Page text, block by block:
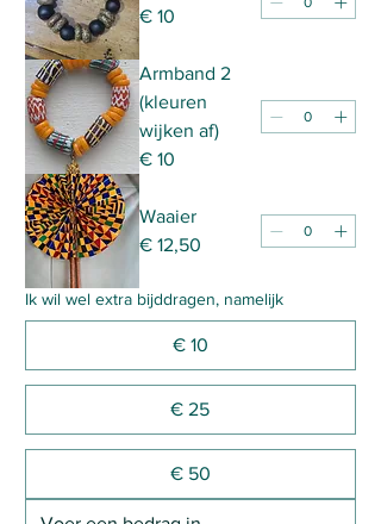
€ 10
Armband 2
(kleuren
wijken af)
€ 10
Waaier
€ 12,50
Ik wil wel extra bijddragen, namelijk
€ 10
€ 25
€ 50